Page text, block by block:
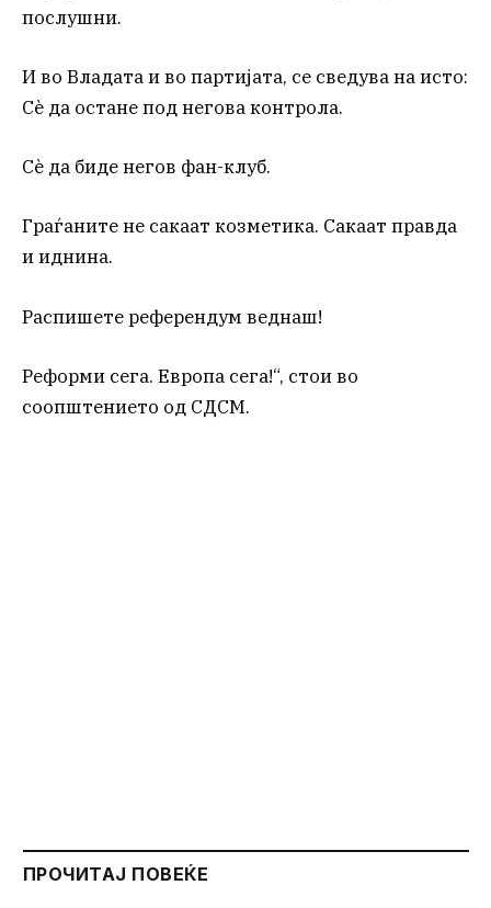
послушни.
И во Владата и во партијата, се сведува на исто:
Сè да остане под негова контрола.
Сè да биде негов фан-клуб.
Граѓаните не сакаат козметика. Сакаат правда
и иднина.
Распишете референдум веднаш!
Реформи сега. Европа сега!“, стои во
соопштението од СДСМ.
ПРОЧИТАЈ ПОВЕЌЕ